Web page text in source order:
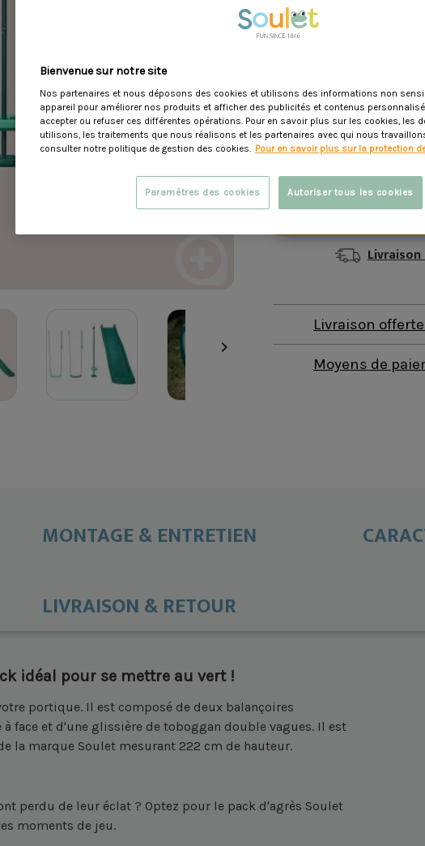

Activités :
Varier
portique
Normes
Voir description
229,90 €
Livraison
Moyens de
MONTAGE & ENTRETIEN
LIVRAISON & RETOUR
idéal pour se mettre au vert !
portique. Il est composé de deux balançoires
face et d'une glissière de toboggan double vagues. Il est
la marque Soulet mesurant 222 cm de hauteur.
perdu de leur éclat ? Optez pour le pack d'agrès Soulet
moments de jeu.
Bienvenue sur notre site
Nos partenaires et nous déposons des cookies et utilisons des informations non
appareil pour améliorer nos produits et afficher des publicités et contenus
accepter ou refuser ces différentes opérations. Pour en savoir plus sur les cookies, les
utilisons, les traitements que nous réalisons et les partenaires avec qui nous
consulter notre politique de gestion des cookies.
Pour en savoir plus sur la protection
Autoriser tous les cookies
Paramètres des cookies